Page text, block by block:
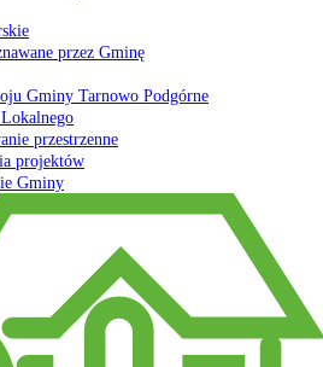
przez Gminę
Gminy Tarnowo Podgórne
przestrzenne
projektów
Gminy